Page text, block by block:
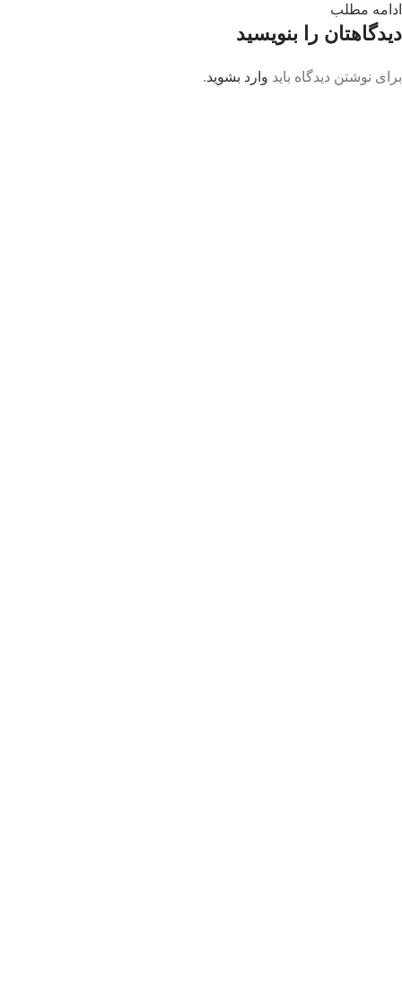
ادامه مطلب
دیدگاهتان را بنویسید
برای نوشتن دیدگاه باید وارد بشوید.